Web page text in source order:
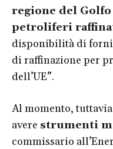
regione del
petroliferi
disponibilità di
di raffinazione per
dell’UE”.
Al momento,
avere strumenti
commissario